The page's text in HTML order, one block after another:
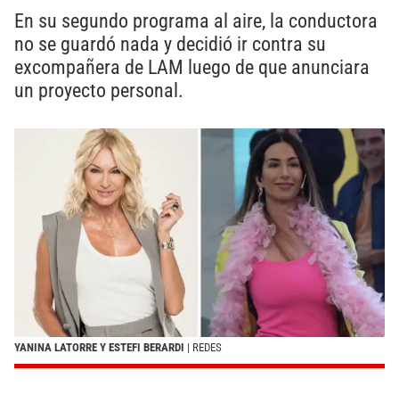
En su segundo programa al aire, la conductora
no se guardó nada y decidió ir contra su
excompañera de LAM luego de que anunciara
un proyecto personal.
YANINA LATORRE Y ESTEFI BERARDI | REDES